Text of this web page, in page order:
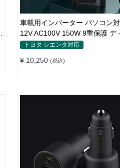
車載用インバーター パソコン
12V AC100V 150W 9重保護 デ
レイ付き 静音タイプ
トヨタ シエンタ対応
¥ 10,250 (税込)